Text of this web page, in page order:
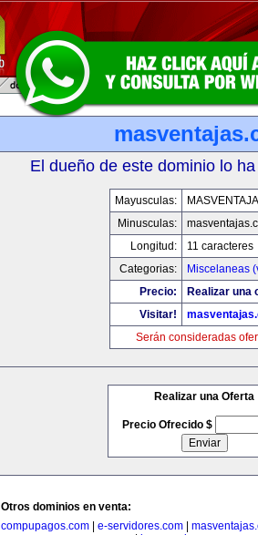
El dueño de este dominio lo
Mayusculas:
Minusculas:
Longitud:
11 caracteres
Categorias:
Miscelaneas
Precio:
Realizar una
Visitar!
Serán consideradas
Realizar una Oferta
Precio Ofrecido $
Otros dominios en venta:
compupagos.com
e-servidores.com